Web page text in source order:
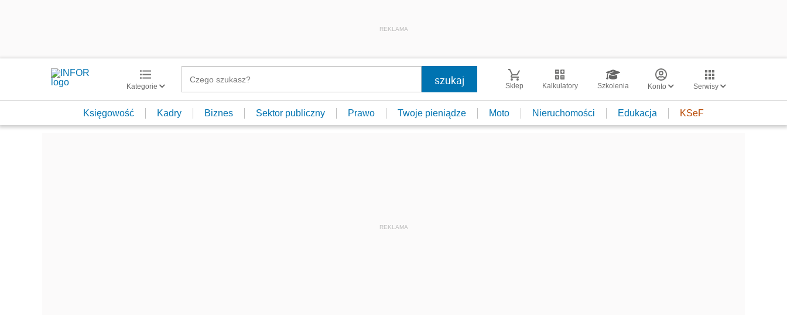
REKLAMA
Kategorie Sklep Kalkulatory Szkolenia Konto Serwisy
Księgowość Kadry Biznes Sektor publiczny Prawo Twoje pieniądze Moto Nieruchomości Edukacja KSeF